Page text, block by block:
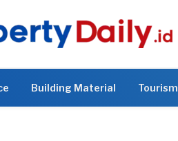
Building Material Tourism